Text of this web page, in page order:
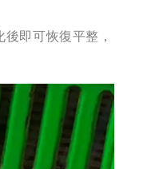
即可恢復平整，